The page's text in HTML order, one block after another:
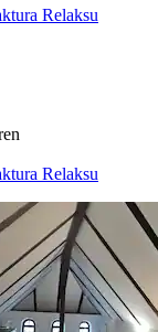
Relaksu
Relaksu